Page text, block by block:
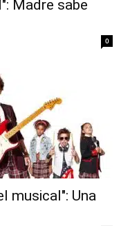
Madre sabe
0
musical": Una